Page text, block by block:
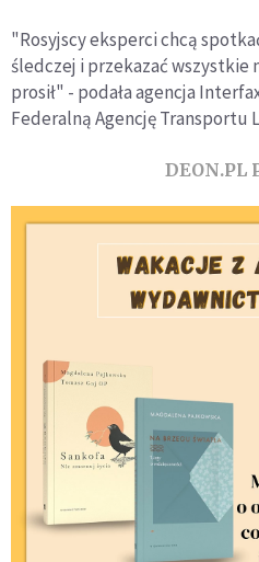
"Rosyjscy eksperci chcą
śledczej i przekazać wszystkie
prosił" - podała agencja
Federalną Agencję Transportu
DEON.PL